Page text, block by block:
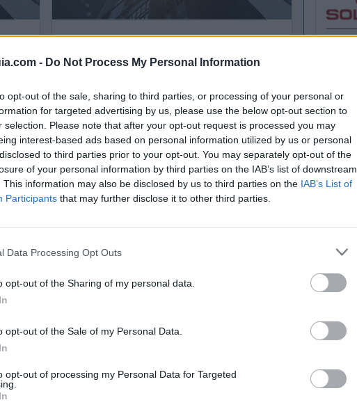
- Do Not Process My Personal Information
opt-out of the sale, sharing to third parties, or processing of your personal or
for targeted advertising by us, please use the below opt-out section to
selection. Please note that after your opt-out request is processed you may
interest-based ads based on personal information utilized by us or personal
to third parties prior to your opt-out. You may separately opt-out of the
of your personal information by third parties on the IAB’s list of downstream
This information may also be disclosed by us to third parties on the IAB’s List of
Participants that may further disclose it to other third parties.
Data Processing Opt Outs
opt-out of the Sharing of my personal data.
opt-out of the Sale of my Personal Data.
opt-out of processing my Personal Data for Targeted
Beniparrell (Valencia)
Ver más
3559
La Tornillería de Carlos III
Ver más
558